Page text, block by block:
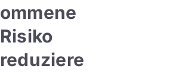
ommene
Risiko
reduziere